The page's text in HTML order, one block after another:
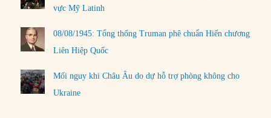
vực Mỹ Latinh
08/08/1945: Tổng thống Truman phê chuẩn Hiến chương
Liên Hiệp Quốc
Mối nguy khi Châu Âu do dự hỗ trợ phòng không cho
Ukraine